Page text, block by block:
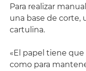
Para realizar
una base de corte,
cartulina.
«El papel tiene
como para